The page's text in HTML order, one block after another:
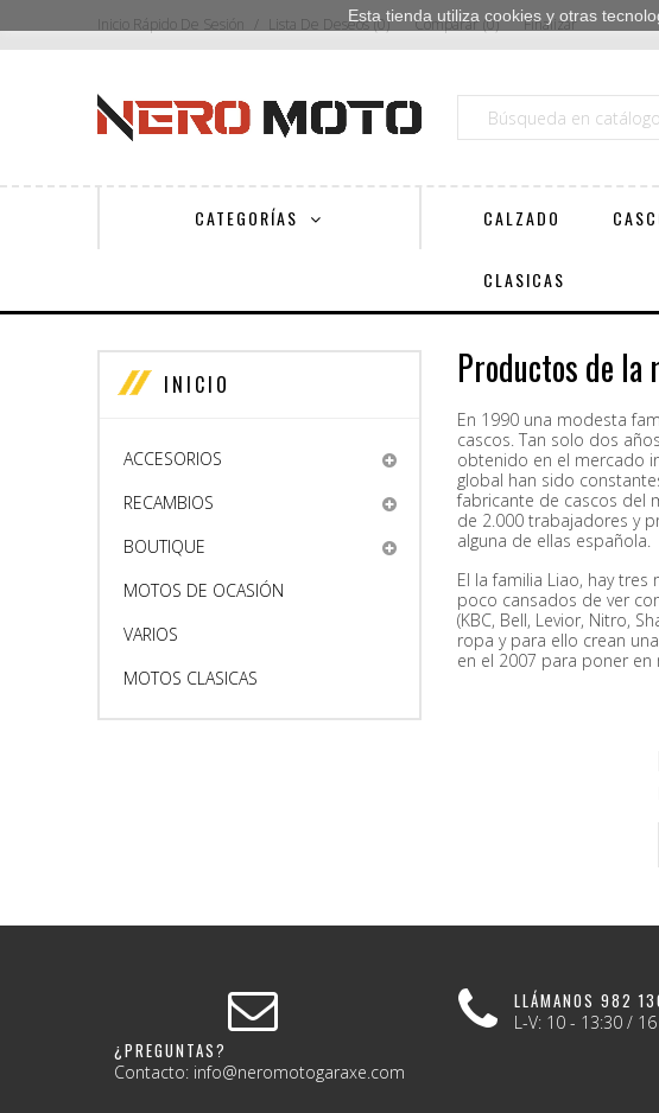
Inicio Rápido De Sesión Lista De Deseos 0 Comparar 0 Finalizar
CATEGORÍAS CALZADO
CLASICAS
INICIO
ACCESORIOS
RECAMBIOS
BOUTIQUE
MOTOS DE OCASIÓN
VARIOS
MOTOS CLASICAS
Productos de la
En 1990 una modesta
cascos. Tan solo dos
obtenido en el mercado
global han sido
fabricante de cascos del
de 2.000 trabajadores y
alguna de ellas española.
El la familia Liao, hay
poco cansados de ver
(KBC, Bell, Levior, Nitro,
ropa y para ello crean
en el 2007 para poner
¿PREGUNTAS?
Contacto: info@neromotogaraxe.com
LLÁMANOS 982
L-V: 10 - 13:30 /
Esta tienda utiliza cookies y otras